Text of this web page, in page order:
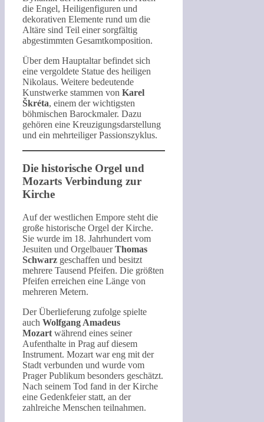
die Engel, Heiligenfiguren und
dekorativen Elemente rund um die
Altäre sind Teil einer sorgfältig
abgestimmten Gesamtkomposition.
Über dem Hauptaltar befindet sich
eine vergoldete Statue des heiligen
Nikolaus. Weitere bedeutende
Kunstwerke stammen von Karel
Škréta, einem der wichtigsten
böhmischen Barockmaler. Dazu
gehören eine Kreuzigungsdarstellung
und ein mehrteiliger Passionszyklus.
Die historische Orgel und
Mozarts Verbindung zur
Kirche
Auf der westlichen Empore steht die
große historische Orgel der Kirche.
Sie wurde im 18. Jahrhundert vom
Jesuiten und OrgelbauerThomas
Schwarz geschaffen und besitzt
mehrere Tausend Pfeifen. Die größten
Pfeifen erreichen eine Länge von
mehreren Metern.
Der Überlieferung zufolge spielte
auch Wolfgang Amadeus
Mozart während eines seiner
Aufenthalte in Prag auf diesem
Instrument. Mozart war eng mit der
Stadt verbunden und wurde vom
Prager Publikum besonders geschätzt.
Nach seinem Tod fand in der Kirche
eine Gedenkfeier statt, an der
zahlreiche Menschen teilnahmen.